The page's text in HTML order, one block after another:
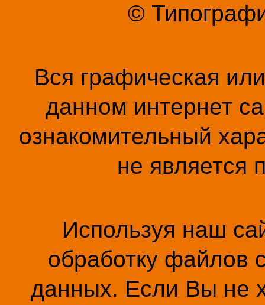
©
Вся графическая
данном интернет
ознакомительный
не является
Используя наш
обработку файлов
данных. Если Вы не